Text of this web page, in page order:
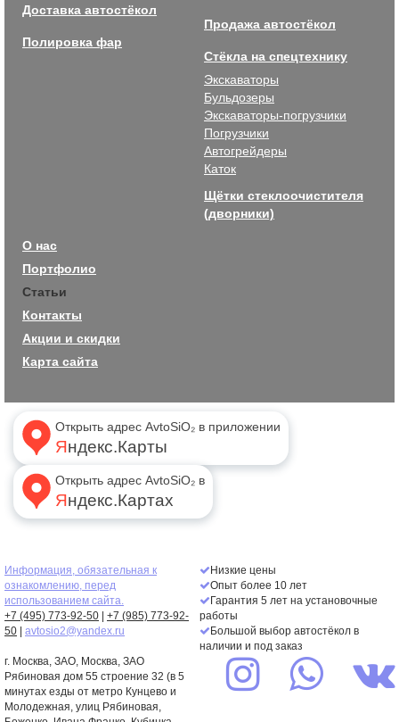
Доставка автостёкол
Полировка фар
Продажа автостёкол
Стёкла на спецтехнику
Экскаваторы
Бульдозеры
Экскаваторы-погрузчики
Погрузчики
Автогрейдеры
Каток
Щётки стеклоочистителя
(дворники)
О нас
Портфолио
Статьи
Контакты
Акции и скидки
Карта сайта
Открыть адрес AvtoSiO₂ в приложении
Яндекс.Карты
Открыть адрес AvtoSiO₂ в
Яндекс.Картах
Информация, обязательная к
ознакомлению, перед
использованием сайта.
+7 (495) 773-92-50
+7 (985) 773-92-
50
avtosio2@yandex.ru
г. Москва, ЗАО, Москва, ЗАО
Рябиновая дом 55 строение 32 (в 5
минутах езды от метро Кунцево и
Молодежная, улиц Рябиновая,
Низкие цены
Опыт более 10 лет
Гарантия 5 лет на установочные
работы
Большой выбор автостёкол в
наличии и под заказ